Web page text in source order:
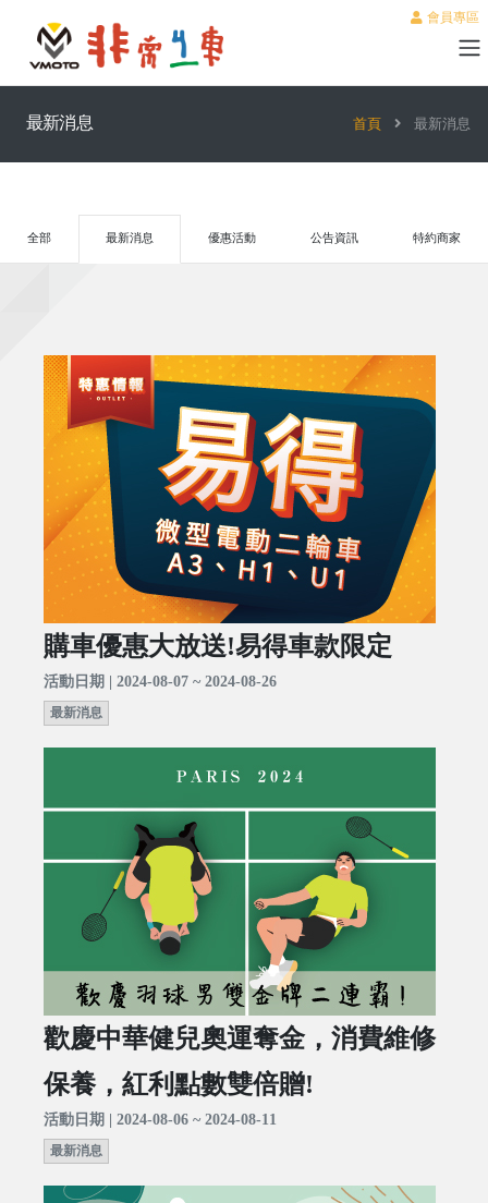
會員專區
最新消息 首頁 最新消息
全部 最新消息 優惠活動 公告資訊 特約商家
購車優惠大放送!易得車款限定
活動日期 | 2024-08-07 ~ 2024-08-26
最新消息
歡慶中華健兒奧運奪金，消費維修
保養，紅利點數雙倍贈!
活動日期 | 2024-08-06 ~ 2024-08-11
最新消息